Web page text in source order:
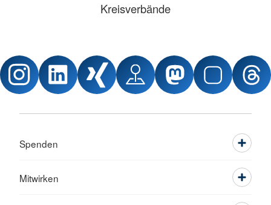
Kreisverbände
Spenden
Mitwirken